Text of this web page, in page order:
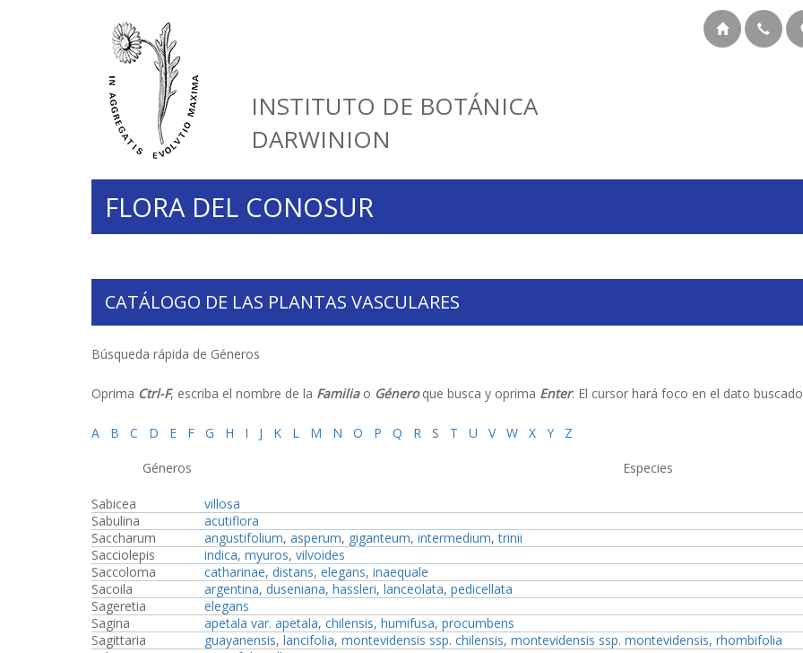
INSTITUTO DE BOTÁNICA
DARWINION
FLORA DEL CONOSUR
CATÁLOGO DE LAS PLANTAS VASCULARES
Búsqueda rápida de Géneros
Oprima Ctrl-F, escriba el nombre de la Familiao Géneroque busca y oprima Enter. El cursor hará foco en el dato
A B C D E F G H I J K L M N O P Q R S T U V W X Y Z
Géneros Especies
Sabicea
villosa
Sabulina
acutiflora
Saccharum
angustifolium, asperum, giganteum, intermedium,trinii
Sacciolepis
indica, myuros, vilvoides
Saccoloma
catharinae, distans, elegans, inaequale
Sacoila
argentina, duseniana, hassleri, lanceolata, pedicellata
Sageretia
elegans
Sagina
apetala var. apetala, chilensis, humifusa, procumbens
Sagittaria
guayanensis, lancifolia, montevidensis ssp. chilensis, montevidensis ssp. montevidensis, rhombifolia